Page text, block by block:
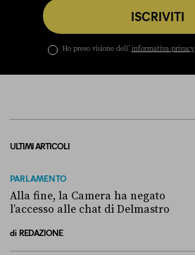
ISCRIVITI
Ho preso visione dell’ informativa privacy
ULTIMI ARTICOLI
PARLAMENTO
Alla fine, la Camera ha negato
l’accesso alle chat di Delmastro
di REDAZIONE